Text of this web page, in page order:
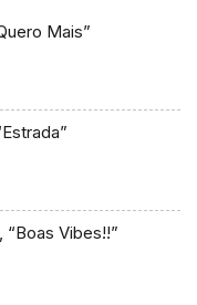
Mais”
“Boas Vibes!!”